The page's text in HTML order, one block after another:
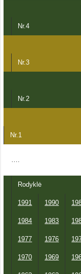
Nr.4
Nr.3
Nr.2
Nr.1
Rodyklė
1991 1990
1984 1983
1977 1976
1970 1969